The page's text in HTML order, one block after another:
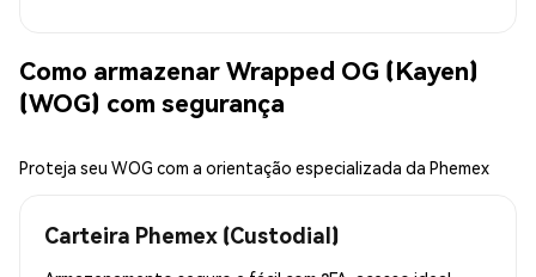
Como armazenar Wrapped OG (Kayen)
(WOG) com segurança
Proteja seu WOG com a orientação especializada da Phemex
Carteira Phemex (Custodial)